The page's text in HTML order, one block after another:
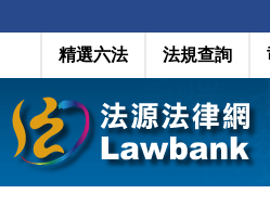
精選六法 法規查詢